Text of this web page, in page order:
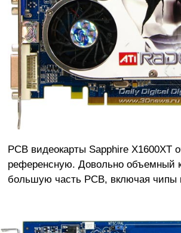
PCB видеокарты Sapphire X1600XT
референсную. Довольно объемный
большую часть PCB, включая чипы